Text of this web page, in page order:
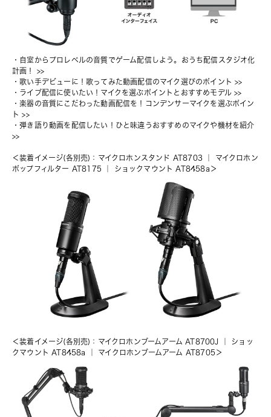
・ 自室からプロレベルの音質でゲーム配信しよう。おうち配信スタジオ化
計画！
>>
・歌い手デビューに！歌ってみた動画配信のマイク選びのポイント >>
・ ライブ配信に使いたい！マイクを選ぶポイントとおすすめモデル >>
・楽器の音質にこだわった動画配信を！コンデンサーマイクを選ぶポイン
ト >>
・弾き語り動画を配信したい！ひと味違うおすすめのマイクや機材を紹介
>>
＜装着イメージ(各別売)： マイクロホンスタンド AT8703
マイクロホン
ポップフィルター AT8175
ショックマウント AT8458a ＞
＜装着イメージ(各別売)： マイクロホンブームアーム AT8700J
ショッ
クマウント AT8458a
マイクロホンブームアーム AT8705 ＞